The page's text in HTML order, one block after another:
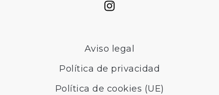
Aviso legal
Política de privacidad
Política de cookies (UE)